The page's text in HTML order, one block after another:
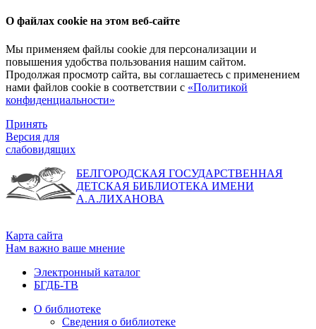
О файлах cookie на этом веб-сайте
Мы применяем файлы cookie для персонализации и
повышения удобства пользования нашим сайтом.
Продолжая просмотр сайта, вы соглашаетесь с применением
нами файлов cookie в соответствии с «Политикой
конфиденциальности»
Принять
Версия для
слабовидящих
БЕЛГОРОДСКАЯ ГОСУДАРСТВЕННАЯ
ДЕТСКАЯ БИБЛИОТЕКА ИМЕНИ
А.А.ЛИХАНОВА
Карта сайта
Нам важно ваше мнение
Электронный каталог
БГДБ-ТВ
О библиотеке
Сведения о библиотеке